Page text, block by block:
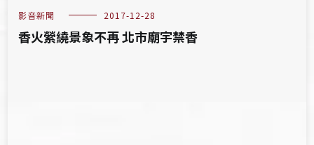
影音新聞 2017-12-28
香火縈繞景象不再 北市廟宇禁香